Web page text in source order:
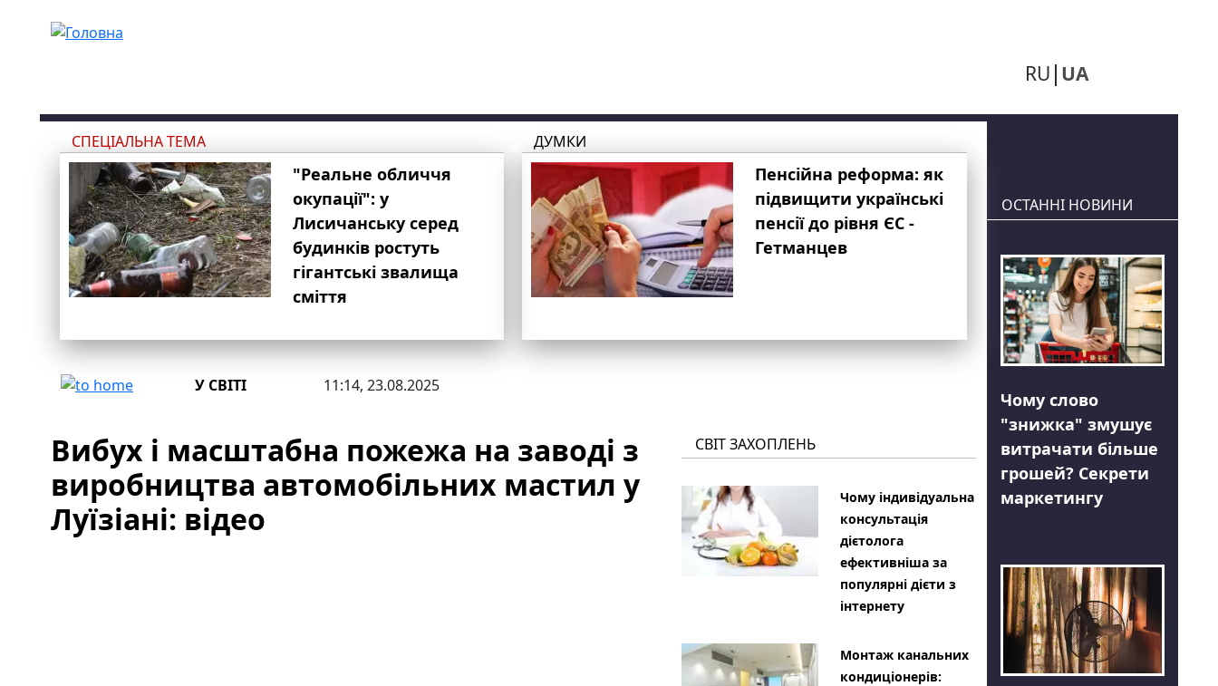
RU UA
СПЕЦІАЛЬНА ТЕМА
"Реальне обличчя
окупації": у
Лисичанську серед
будинків ростуть
гігантські звалища
сміття
ДУМКИ
Пенсійна реформа: як
підвищити українські
пенсії до рівня ЄС -
Гетманцев
У СВІТІ 11:14, 23.08.2025
Вибух і масштабна пожежа на заводі з
виробництва автомобільних мастил у
Луїзіані: відео
СВІТ ЗАХОПЛЕНЬ
Чому індивідуальна
консультація
дієтолога
ефективніша за
популярні дієти з
інтернету
Монтаж канальних
кондиціонерів:
ОСТАННІ НОВИНИ
Чому слово
"знижка" змушує
витрачати більше
грошей? Секрети
маркетингу